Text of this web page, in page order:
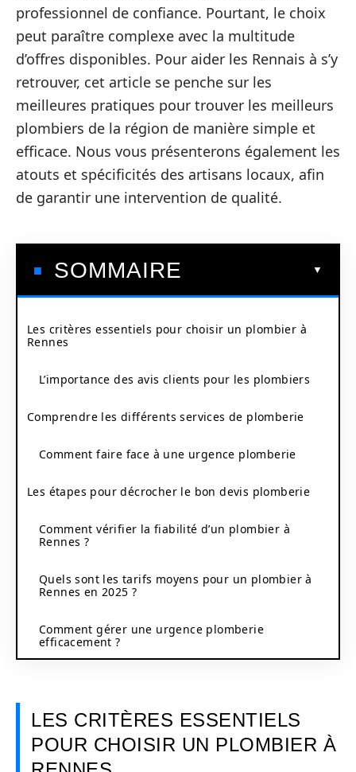
professionnel de confiance. Pourtant, le choix
peut paraître complexe avec la multitude
d’offres disponibles. Pour aider les Rennais à s’y
retrouver, cet article se penche sur les
meilleures pratiques pour trouver les meilleurs
plombiers de la région de manière simple et
efficace. Nous vous présenterons également les
atouts et spécificités des artisans locaux, afin
de garantir une intervention de qualité.
SOMMAIRE
Les critères essentiels pour choisir un plombier à
Rennes
L’importance des avis clients pour les plombiers
Comprendre les différents services de plomberie
Comment faire face à une urgence plomberie
Les étapes pour décrocher le bon devis plomberie
Comment vérifier la fiabilité d’un plombier à
Rennes ?
Quels sont les tarifs moyens pour un plombier à
Rennes en 2025 ?
Comment gérer une urgence plomberie
efficacement ?
LES CRITÈRES ESSENTIELS
POUR CHOISIR UN PLOMBIER À